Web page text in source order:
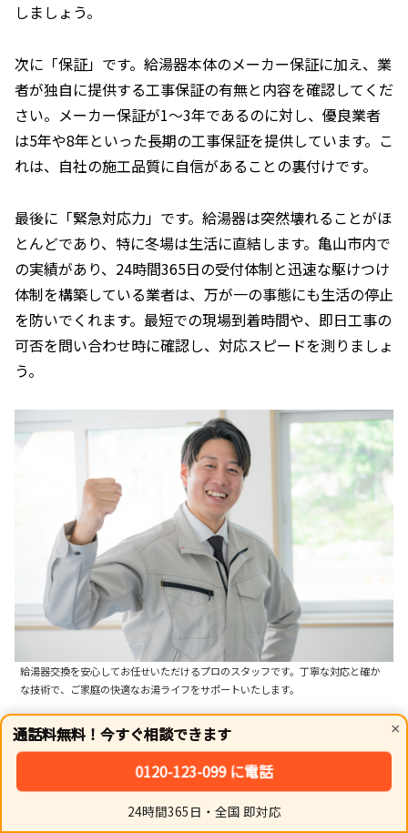
×
通話料無料！今すぐ相談できます
0120-123-099 に電話
24時間365日・全国 即対応
しましょう。
次に「保証」です。給湯器本体のメーカー保証に加え、業
者が独自に提供する工事保証の有無と内容を確認してくだ
さい。メーカー保証が1～3年であるのに対し、優良業者
は5年や8年といった長期の工事保証を提供しています。こ
れは、自社の施工品質に自信があることの裏付けです。
最後に「緊急対応力」です。給湯器は突然壊れることがほ
とんどであり、特に冬場は生活に直結します。亀山市内で
の実績があり、24時間365日の受付体制と迅速な駆けつけ
体制を構築している業者は、万が一の事態にも生活の停止
を防いでくれます。最短での現場到着時間や、即日工事の
可否を問い合わせ時に確認し、対応スピードを測りましょ
う。
給湯器交換を安心してお任せいただけるプロのスタッフです。丁寧な対応と確か
な技術で、ご家庭の快適なお湯ライフをサポートいたします。
優良業者は、見積もり段階から資格保有者が対応し、見積
書に工事保証の内容を明記しています。これらの客観的な
情報を元に、信頼できるパートナーを選ぶことが、交換後
の安心につながります。
シェア トップ